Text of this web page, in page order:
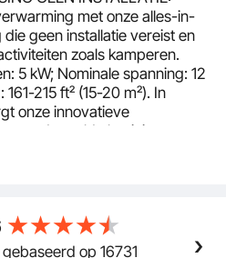
met onze alles-in-
geen installatie vereist en
zoals kamperen.
5 kW; Nominale spanning: 12
215 ft² (15-20 m²). In
onze innovatieve
aluminium voor
warmteoverdracht en een
bediening voor nog
gewoon de app en regel het
op 16731